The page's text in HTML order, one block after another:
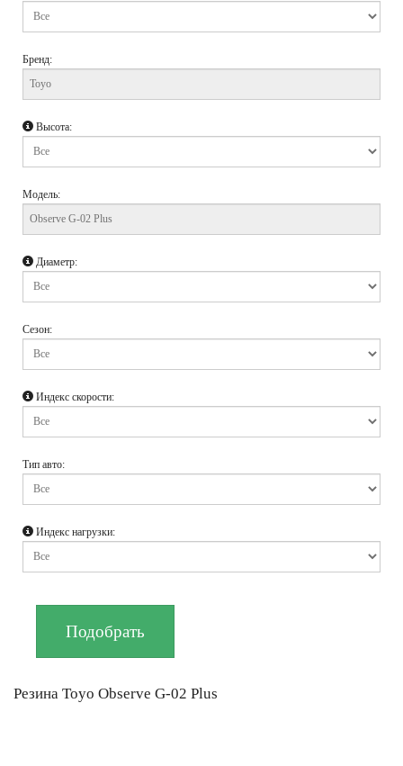
Бренд:
Высота:
Модель:
Диаметр:
Сезон:
Индекс скорости:
Тип авто:
Индекс нагрузки:
Резина Toyo Observe G-02 Plus